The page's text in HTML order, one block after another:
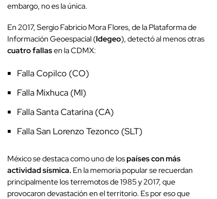
embargo, no es la única.
En 2017, Sergio Fabricio Mora Flores, de la Plataforma de
Información Geoespacial (Idegeo), detectó al menos otras
cuatro fallasen la CDMX:
Falla Copilco (CO)
Falla Mixhuca (MI)
Falla Santa Catarina (CA)
Falla San Lorenzo Tezonco (SLT)
México se destaca como uno de lospaíses con más
actividad sísmica. En la memoria popular se recuerdan
principalmente los terremotos de 1985 y 2017, que
provocaron devastación en el territorio. Es por eso que